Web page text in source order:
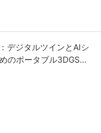
デジタルツインとAIシ
のポータブル3DGSリ